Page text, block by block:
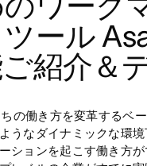
ール
紹介＆
の働き方を変革するベ
うなダイナミックな環
ションを起こす働き方